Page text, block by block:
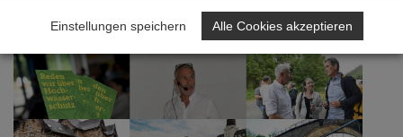
Gemeinsam anpacken
Einstellungen speichern Alle Cookies akzeptieren